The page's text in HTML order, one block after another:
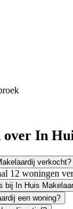
over In
verkocht?
12 woningen
bij In Huis
een woning?